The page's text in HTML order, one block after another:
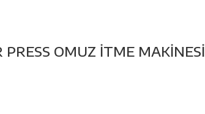
OMUZ İTME MAKİNESİ